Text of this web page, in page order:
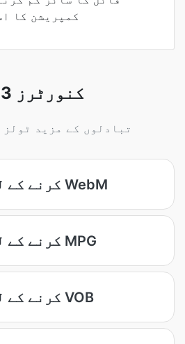
کمپریشن کا
MP3 کنورٹرز
تبادلوں کے مزید ٹولز
MP3 کرنے کے لئے WebM
MP3 کرنے کے لئے MPG
MP3 کرنے کے لئے VOB